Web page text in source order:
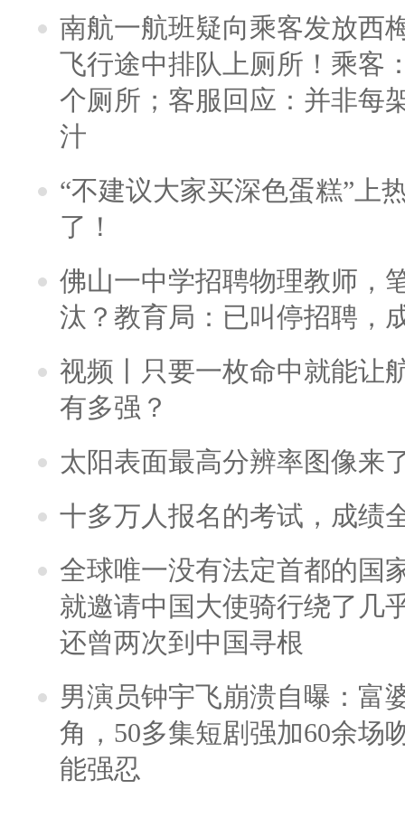
南航一航班疑向乘客发放西
飞行途中排队上厕所！乘客
个厕所；客服回应：并非每
汁
“不建议大家买深色蛋糕”上
了！
佛山一中学招聘物理教师，
汰？教育局：已叫停招聘，
视频丨只要一枚命中就能让
有多强？
太阳表面最高分辨率图像来
十多万人报名的考试，成绩
全球唯一没有法定首都的国
就邀请中国大使骑行绕了几
还曾两次到中国寻根
男演员钟宇飞崩溃自曝：富
角，50多集短剧强加60余场
能强忍